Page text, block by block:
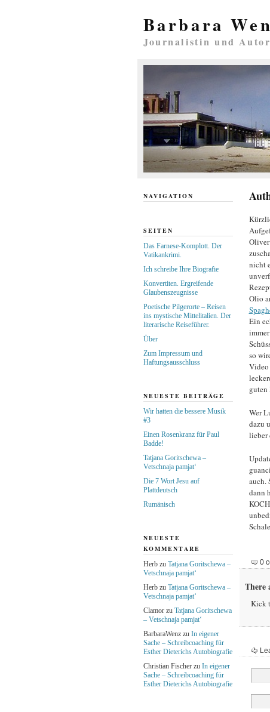
Barbara
Journalistin und
nicht
Olio
Ein
so
Video
guten
Wer
dazu
lieber
auch.
dann
0
There
Kick
NAVIGATION
SEITEN
Das Farnese-Komplott. Der
Vatikankrimi.
Ich schreibe Ihre Biografie
Konvertiten. Ergreifende
Glaubenszeugnisse
Poetische Pilgerorte – Reisen
ins mystische Mittelitalien. Der
literarische Reiseführer.
Über
Zum Impressum und
Haftungsausschluss
NEUESTE BEITRÄGE
Wir hatten die bessere Musik
#3
Einen Rosenkranz für Paul
Badde!
Tatjana Goritschewa –
Vetschnaja pamjat‘
Die 7 Wort Jesu auf
Plattdeutsch
Rumänisch
NEUESTE
KOMMENTARE
Herbzu Tatjana Goritschewa –
Vetschnaja pamjat‘
Herbzu Tatjana Goritschewa –
Vetschnaja pamjat‘
Clamorzu Tatjana Goritschewa
– Vetschnaja pamjat‘
BarbaraWenzzu In eigener
Sache – Schreibcoaching für
Esther Dieterichs Autobiografie
Christian Fischerzu In eigener
Sache – Schreibcoaching für
Esther Dieterichs Autobiografie